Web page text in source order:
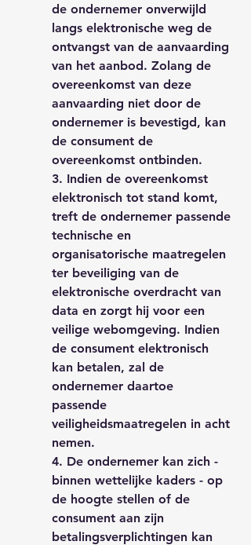
de ondernemer onverwijld
langs elektronische weg de
ontvangst van de aanvaarding
van het aanbod. Zolang de
overeenkomst van deze
aanvaarding niet door de
ondernemer is bevestigd, kan
de consument de
overeenkomst ontbinden.
3. Indien de overeenkomst
elektronisch tot stand komt,
treft de ondernemer passende
technische en
organisatorische maatregelen
ter beveiliging van de
elektronische overdracht van
data en zorgt hij voor een
veilige webomgeving. Indien
de consument elektronisch
kan betalen, zal de
ondernemer daartoe
passende
veiligheidsmaatregelen in acht
nemen.
4. De ondernemer kan zich -
binnen wettelijke kaders - op
de hoogte stellen of de
consument aan zijn
betalingsverplichtingen kan